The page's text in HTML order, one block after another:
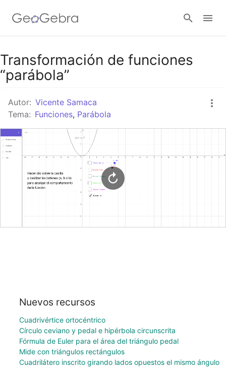
Google Classroom
Abrir sesión
Transformación de funciones
“parábola”
Autor: Vicente Samaca
Tema: Funciones, Parábola
Nuevos recursos
Cuadrivértice ortocéntrico
Círculo ceviano y pedal e hipérbola circunscrita
Fórmula de Euler para el área del triángulo pedal
Mide con triángulos rectángulos
Cuadrilátero inscrito girando lados opuestos el mismo ángulo